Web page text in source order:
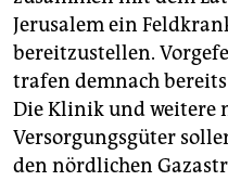
Jerusalem ein
bereitzustellen.
trafen demnach
Die Klinik und weitere
Versorgungsgüter
den nördlichen